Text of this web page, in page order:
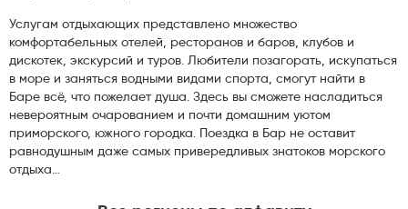
Услугам отдыхающих представлено множество
комфортабельных отелей, ресторанов и баров, клубов и
дискотек, экскурсий и туров. Любители позагорать, искупаться
в море и заняться водными видами спорта, смогут найти в
Баре всё, что пожелает душа. Здесь вы сможете насладиться
невероятным очарованием и почти домашним уютом
приморского, южного городка. Поездка в Бар не оставит
равнодушным даже самых привередливых знатоков морского
отдыха…